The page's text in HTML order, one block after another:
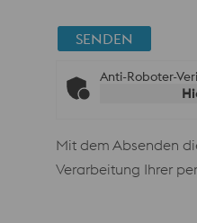
SENDEN
Anti-Roboter-
Mit dem Absenden
Verarbeitung Ihrer